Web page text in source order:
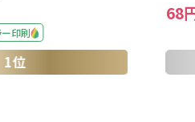
ー印刷
1位
68